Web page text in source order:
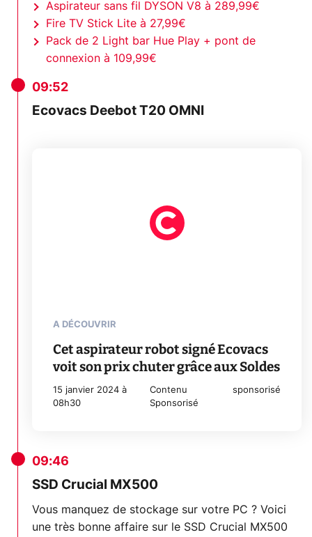
Aspirateur sans fil DYSON V8 à 289,99€
Fire TV Stick Lite à 27,99€
Pack de 2 Light bar Hue Play + pont de
connexion à 109,99€
09:52
Ecovacs Deebot T20 OMNI
A DÉCOUVRIR
Cet aspirateur robot signé Ecovacs
voit son prix chuter grâce aux Soldes
15 janvier 2024 à
08h30
Contenu
Sponsorisé
sponsorisé
09:46
SSD Crucial MX500
Vous manquez de stockage sur votre PC ? Voici
une très bonne affaire sur le SSD Crucial MX500